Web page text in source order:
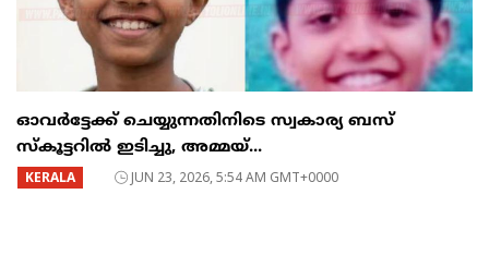
ഓവർട്ടേക്ക് ചെയ്യുന്നതിനിടെ സ്വകാര്യ ബസ്
സ്കൂട്ടറിൽ ഇടിച്ചു, അമ്മയ്...
KERALA JUN 23, 2026, 5:54 AM GMT+0000